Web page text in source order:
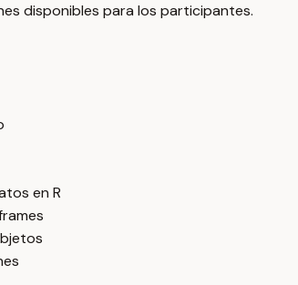
disponibles para los participantes.
en R